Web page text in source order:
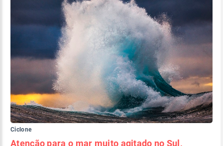
Ciclone
Atenção para o mar muito agitado no Sul,